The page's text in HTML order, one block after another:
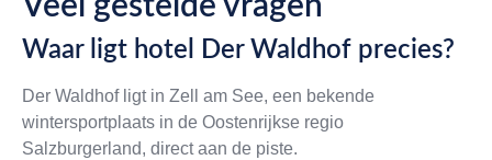
Veel gestelde vragen
Waar ligt hotel Der Waldhof precies?
Der Waldhof ligt in Zell am See, een bekende
wintersportplaats in de Oostenrijkse regio
Salzburgerland, direct aan de piste.